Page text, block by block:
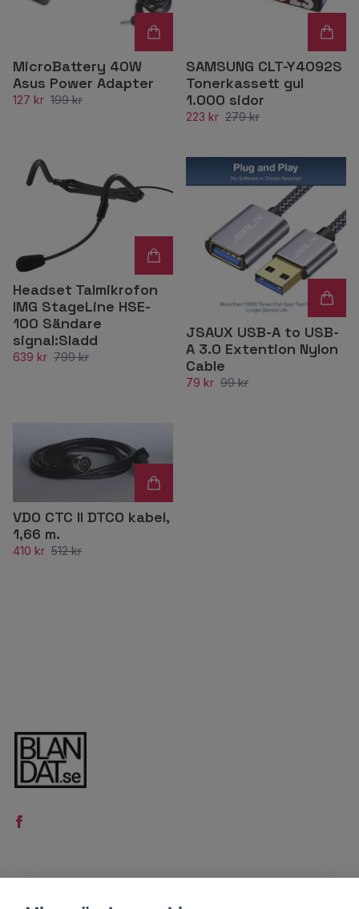
MicroBattery 40W
Asus Power Adapter
127 kr 199 kr
SAMSUNG CLT-Y4092S
Tonerkassett gul
1.000 sidor
223 kr 279 kr
Headset Talmikrofon
IMG StageLine HSE-
100 Sändare
signal:Sladd
639 kr 799 kr
JSAUX USB-A to USB-
A 3.0 Extention Nylon
Cable
79 kr 99 kr
VDO CTC II DTCO kabel,
1,66 m.
410 kr 512 kr